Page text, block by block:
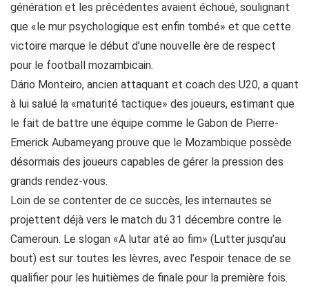
génération et les précédentes avaient échoué, soulignant
que «le mur psychologique est enfin tombé» et que cette
victoire marque le début d’une nouvelle ère de respect
pour le football mozambicain.
Dário Monteiro, ancien attaquant et coach des U20, a quant
à lui salué la «maturité tactique» des joueurs, estimant que
le fait de battre une équipe comme le Gabon de Pierre-
Emerick Aubameyang prouve que le Mozambique possède
désormais des joueurs capables de gérer la pression des
grands rendez-vous.
Loin de se contenter de ce succès, les internautes se
projettent déjà vers le match du 31 décembre contre le
Cameroun. Le slogan «A lutar até ao fim» (Lutter jusqu’au
bout) est sur toutes les lèvres, avec l’espoir tenace de se
qualifier pour les huitièmes de finale pour la première fois.